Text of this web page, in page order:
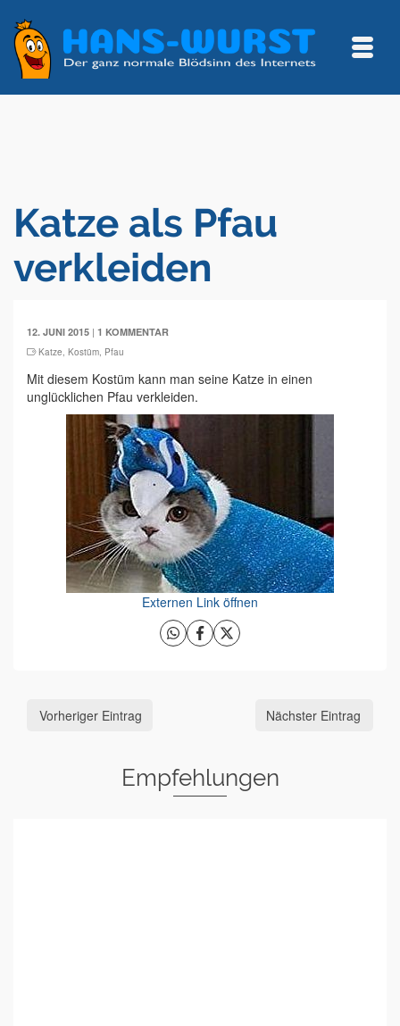
Katze als Pfau
verkleiden
12. JUNI 2015 | 1 KOMMENTAR
Katze, Kostüm, Pfau
Mit diesem Kostüm kann man seine Katze in einen
unglücklichen Pfau verkleiden.
Externen Link öffnen
Vorheriger Eintrag Nächster Eintrag
Empfehlungen